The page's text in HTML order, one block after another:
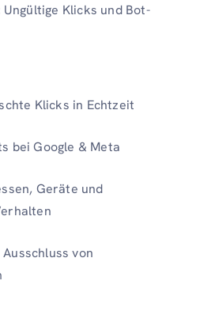
Ungültige Klicks und Bot-
Klicks in Echtzeit
bei Google & Meta
Geräte und
von